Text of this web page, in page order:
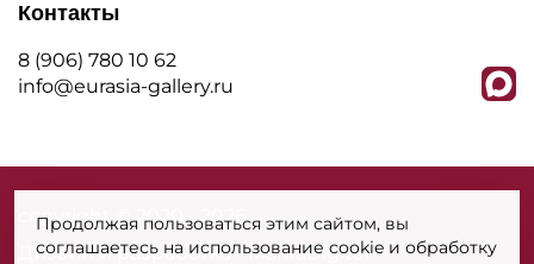
Контакты
8 (906) 780 10 62
info@eurasia-gallery.ru
сopyright © 2020 - 2026
Дизайн и разработка - MarkaDigital
Продолжая пользоваться этим сайтом, вы
соглашаетесь на использование cookie и обработку